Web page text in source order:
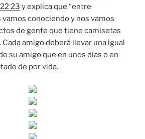
23 y explica que “entre
conociendo y nos vamos
de gente que tiene camisetas
amigo deberá llevar una igual
su amigo que en unos días o en
de por vida.